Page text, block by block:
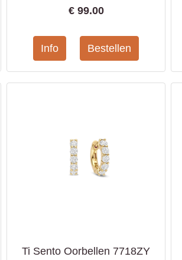
€ 99.00
Ti Sento Oorbellen 7718ZY